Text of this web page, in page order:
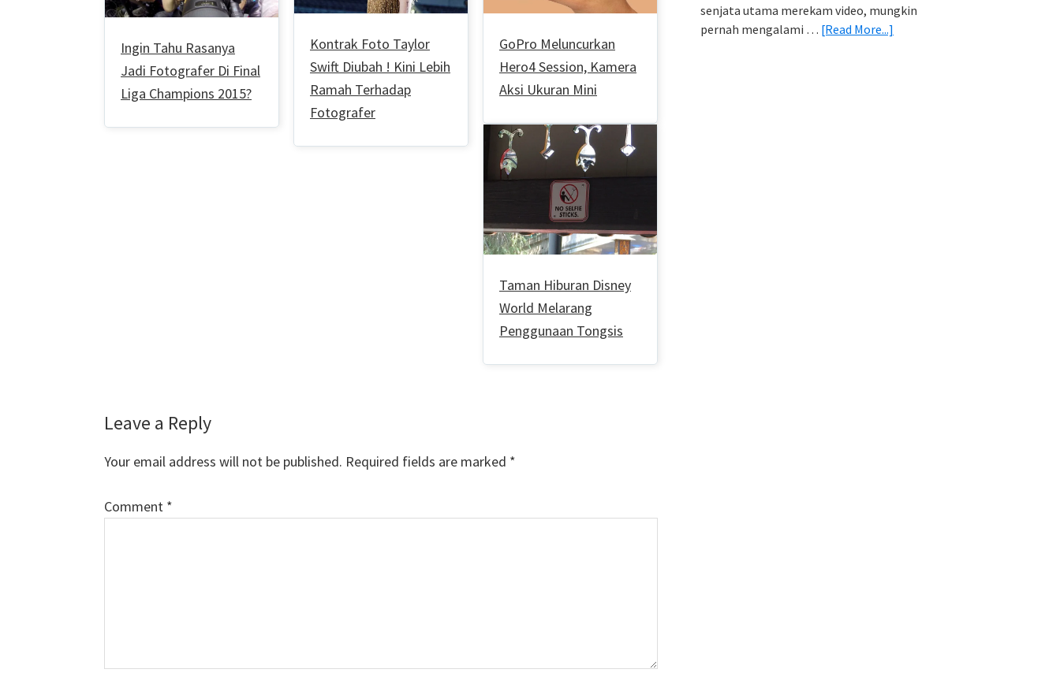
Ingin Tahu Rasanya
Jadi Fotografer Di Final
Liga Champions 2015?
Kontrak Foto Taylor
Swift Diubah ! Kini Lebih
Ramah Terhadap
Fotografer
GoPro Meluncurkan
Hero4 Session, Kamera
Aksi Ukuran Mini
Taman Hiburan Disney
World Melarang
Penggunaan Tongsis
Reader
Interactions
Leave a Reply
Your email address will not be published. Required fields are marked *
Comment *
senjata utama merekam video, mungkin
pernah mengalami … [Read More...]